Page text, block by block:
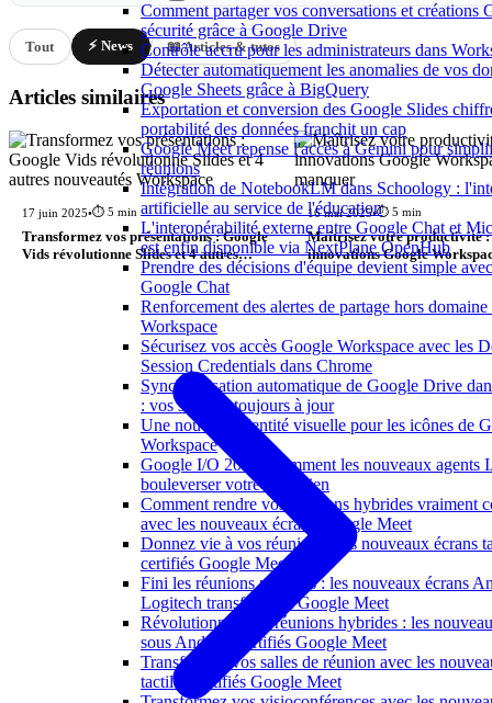
Comment partager vos conversations et créations
sécurité grâce à Google Drive
Contrôle accru pour les administrateurs dans
Détecter automatiquement les anomalies de vos
Google Sheets grâce à BigQuery
Exportation et conversion des Google Slides
portabilité des données franchit un cap
Google Meet repense l'accès à Gemini pour
réunions
Intégration de NotebookLM dans Schoology :
artificielle au service de l'éducation
L'interopérabilité externe entre Google Chat et
est enfin disponible via NextPlane OpenHub
Prendre des décisions d'équipe devient simple
Google Chat
Renforcement des alertes de partage hors
Workspace
Sécurisez vos accès Google Workspace avec les
Session Credentials dans Chrome
Synchronisation automatique de Google Drive
: vos sources toujours à jour
Une nouvelle identité visuelle pour les icônes de
Workspace
Google I/O 2026 : comment les nouveaux agents
bouleverser votre quotidien
Comment rendre vos réunions hybrides vraiment
avec les nouveaux écrans Google Meet
Donnez vie à vos réunions : les nouveaux écrans
certifiés Google Meet
Fini les réunions passives : les nouveaux écrans
Logitech transforment Google Meet
Révolutionnez vos réunions hybrides : les
sous Android certifiés Google Meet
Transformez vos salles de réunion avec les
tactiles certifiés Google Meet
Tout ⚡ News 📖 Articles & tutos
Articles similaires
17 juin 2025•⏱️ 5 min
Transformez vos présentations : Google
Vids révolutionne Slides et 4 autres
nouveautés Workspace
16 mai 2025•⏱️ 5 min
Maîtrisez votre productivité :
innovations Google
manquer